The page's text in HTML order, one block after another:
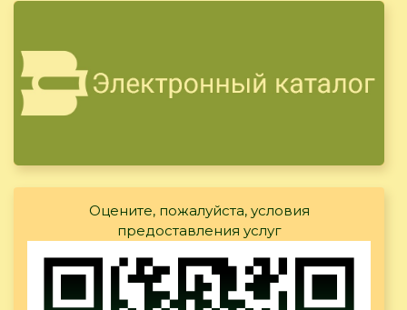
Оцените, пожалуйста, условия
предоставления услуг